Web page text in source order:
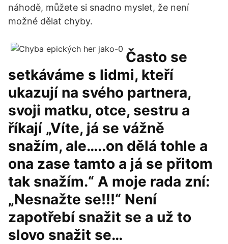
náhodě, můžete si snadno myslet, že není
možné dělat chyby.
Často se
setkáváme s lidmi, kteří
ukazují na svého partnera,
svoji matku, otce, sestru a
říkají „Víte, já se vážně
snažím, ale…..on dělá tohle a
ona zase tamto a já se přitom
tak snažím.“ A moje rada zní:
„Nesnažte se!!!“ Není
zapotřebí snažit se a už to
slovo snažit se…